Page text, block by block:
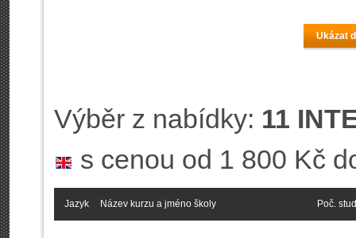
Ukázat
Výběr z nabídky: 11
s cenou od 1 800 Kč
Jazyk Název kurzu a jméno školy Poč.